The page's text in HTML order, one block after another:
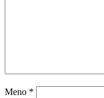
Meno *